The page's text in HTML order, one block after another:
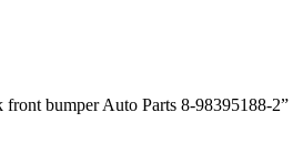
bumper Auto Parts 8-98395188-2”